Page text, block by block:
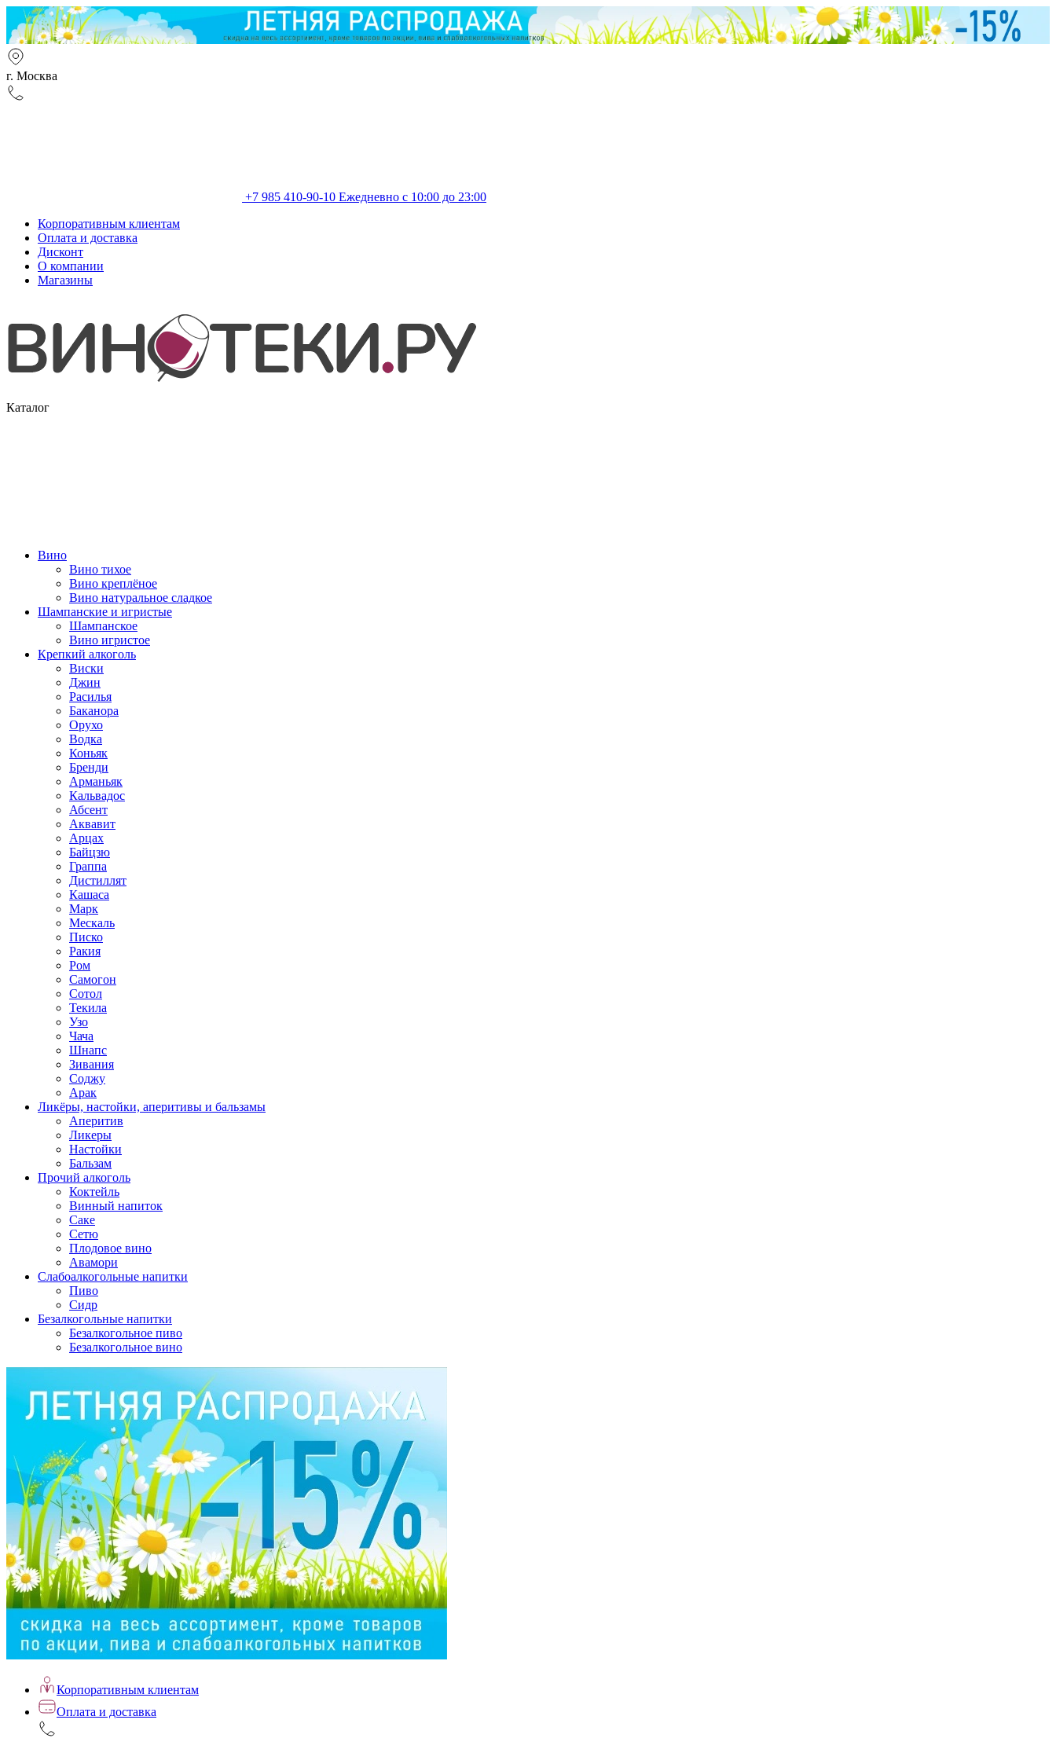
г. Москва
+7 985 410-90-10 Ежедневно с 10:00 до 23:00
Корпоративным клиентам
Оплата и доставка
Дисконт
О компании
Магазины
Каталог
Вино
Вино тихое
Вино креплёное
Вино натуральное сладкое
Шампанские и игристые
Шампанское
Вино игристое
Крепкий алкоголь
Виски
Джин
Расилья
Баканора
Орухо
Водка
Коньяк
Бренди
Арманьяк
Кальвадос
Абсент
Аквавит
Арцах
Байцзю
Граппа
Дистиллят
Кашаса
Марк
Мескаль
Писко
Ракия
Ром
Самогон
Сотол
Текила
Узо
Чача
Шнапс
Зивания
Соджу
Арак
Ликёры, настойки, аперитивы и бальзамы
Аперитив
Ликеры
Настойки
Бальзам
Прочий алкоголь
Коктейль
Винный напиток
Саке
Сетю
Плодовое вино
Авамори
Слабоалкогольные напитки
Пиво
Сидр
Безалкогольные напитки
Безалкогольное пиво
Безалкогольное вино
Корпоративным клиентам
Оплата и доставка